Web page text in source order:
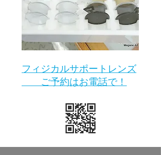
​フィジカルサポートレンズ
ご予約はお電話で！